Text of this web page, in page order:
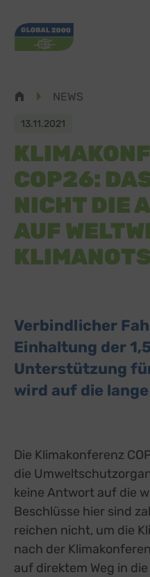
NEWS
13.11.2021
COP26:
NICHT DIE
AUF
Verbindlicher
Einhaltung der
Unterstützung
wird auf die
Die Klimakonferenz
die
keine Antwort auf die
Beschlüsse hier sind
reichen nicht, um die
nach der
auf direktem Weg in